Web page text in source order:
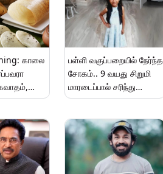
காலை
பள்ளி வகுப்பறையில் நேர்ந்த
சோகம்.. 9 வயது சிறுமி
மாரடைப்பால் சரிந்து
விழுந்து மரணம்..